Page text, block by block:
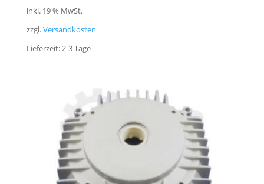
inkl. 19 % MwSt.
zzgl.Versandkosten
Lieferzeit:2-3 Tage